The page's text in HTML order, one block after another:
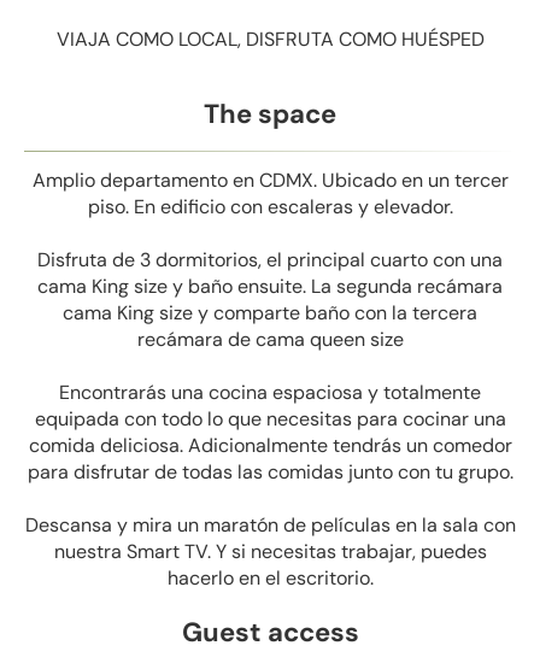
VIAJA COMO LOCAL, DISFRUTA COMO HUÉSPED
The space
Amplio departamento en CDMX. Ubicado en un tercer
piso. En edificio con escaleras y elevador.
Disfruta de 3 dormitorios, el principal cuarto con una
cama King size y baño ensuite. La segunda recámara
cama King size y comparte baño con la tercera
recámara de cama queen size
Encontrarás una cocina espaciosa y totalmente
equipada con todo lo que necesitas para cocinar una
comida deliciosa. Adicionalmente tendrás un comedor
para disfrutar de todas las comidas junto con tu grupo.
Descansa y mira un maratón de películas en la sala con
nuestra Smart TV. Y si necesitas trabajar, puedes
hacerlo en el escritorio.
Guest access